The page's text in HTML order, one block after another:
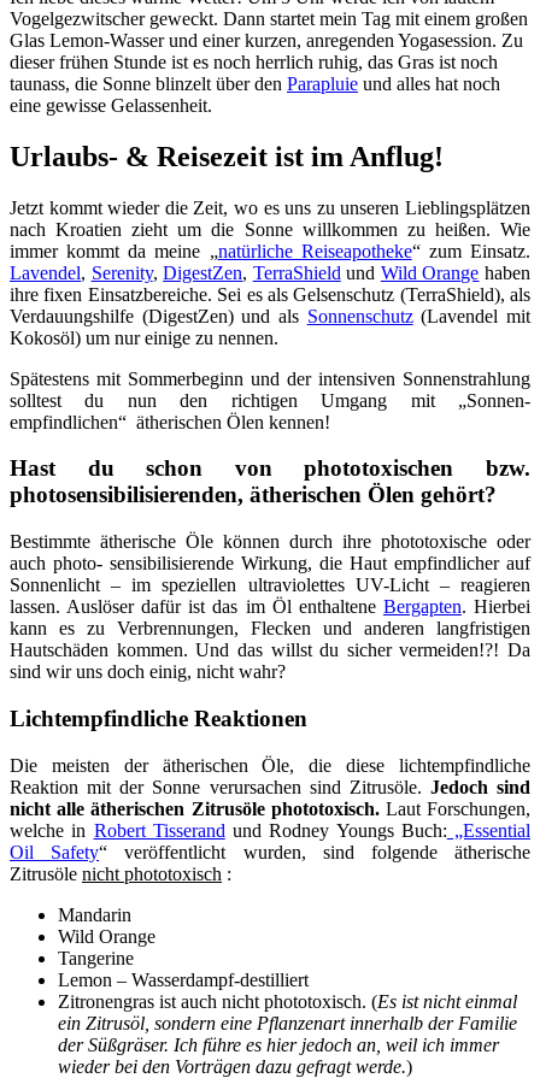
Vogelgezwitscher geweckt. Dann startet mein Tag mit einem großen
Glas Lemon-Wasser und einer kurzen, anregenden Yogasession. Zu
dieser frühen Stunde ist es noch herrlich ruhig, das Gras ist noch
taunass, die Sonne blinzelt über den Parapluie und alles hat noch
eine gewisse Gelassenheit.
Urlaubs- & Reisezeit ist im Anflug!
Jetzt kommt wieder die Zeit, wo es uns zu unseren Lieblingsplätzen
nach Kroatien zieht um die Sonne willkommen zu heißen. Wie
immer kommt da meine „natürliche Reiseapotheke“ zum Einsatz.
Lavendel, Serenity,DigestZen, TerraShield und Wild Orange haben
ihre fixen Einsatzbereiche. Sei es als Gelsenschutz (TerraShield), als
Verdauungshilfe (DigestZen) und als Sonnenschutz(Lavendel mit
Kokosöl) um nur einige zu nennen.
Spätestens mit Sommerbeginn und der intensiven Sonnenstrahlung
solltest du nun den richtigen Umgang mit „Sonnen-
empfindlichen“ ätherischen Ölen kennen!
Hast du schon von phototoxischen bzw.
photosensibilisierenden, ätherischen Ölen gehört?
Bestimmte ätherische Öle können durch ihre phototoxische oder
auch photo- sensibilisierende Wirkung, die Haut empfindlicher auf
Sonnenlicht – im speziellen ultraviolettes UV-Licht – reagieren
lassen. Auslöser dafür ist das im Öl enthaltene Bergapten. Hierbei
kann es zu Verbrennungen, Flecken und anderen langfristigen
Hautschäden kommen. Und das willst du sicher vermeiden!?! Da
sind wir uns doch einig, nicht wahr?
Lichtempfindliche Reaktionen
Die meisten der ätherischen Öle, die diese lichtempfindliche
Reaktion mit der Sonne verursachen sind Zitrusöle. Jedoch sind
nicht alle ätherischen Zitrusöle phototoxisch.Laut Forschungen,
welche in Robert Tisserand und Rodney Youngs Buch: „Essential
Oil Safety“ veröffentlicht wurden, sind folgende ätherische
Zitrusöle nicht phototoxisch :
Mandarin
Wild Orange
Tangerine
Lemon – Wasserdampf-destilliert
Zitronengras ist auch nicht phototoxisch. (Es ist nicht einmal
ein Zitrusöl, sondern eine Pflanzenart innerhalb der Familie
der Süßgräser. Ich führe es hier jedoch an, weil ich immer
wieder bei den Vorträgen dazu gefragt werde.)